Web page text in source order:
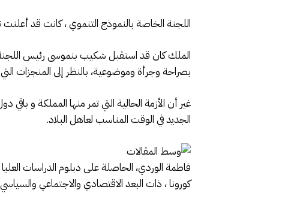
اللجنة الخاصة بالنموذج التنموي ، كانت قد
بصراحة وجرأة وموضوعية، بالنظر إلى المنجزات التي
غير أن الأزمة الحالية التي تمر منها المملكة و
الجديد في الوقت المناسب لعاهل البلاد.
فاطمة الوردي، الحاصلة على دبلوم الدراسات
كورونا ، ذات البعد الاقتصادي والاجتماعي